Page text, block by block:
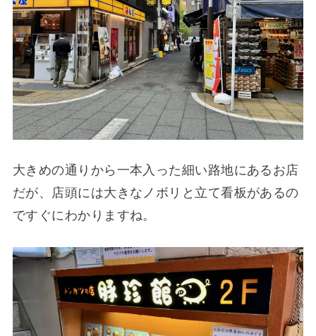
大きめの通りから一本入った細い路地にあるお店
だが、店頭には大きなノボリと立て看板があるの
ですぐにわかりますね。